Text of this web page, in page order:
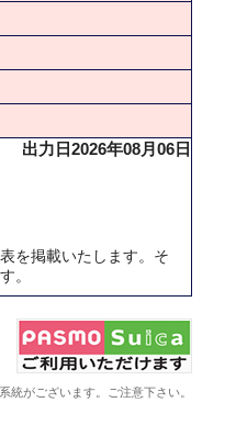
出力日2026年08月06日
を掲載いたします。そ
。
統がございます。ご注意下さい。